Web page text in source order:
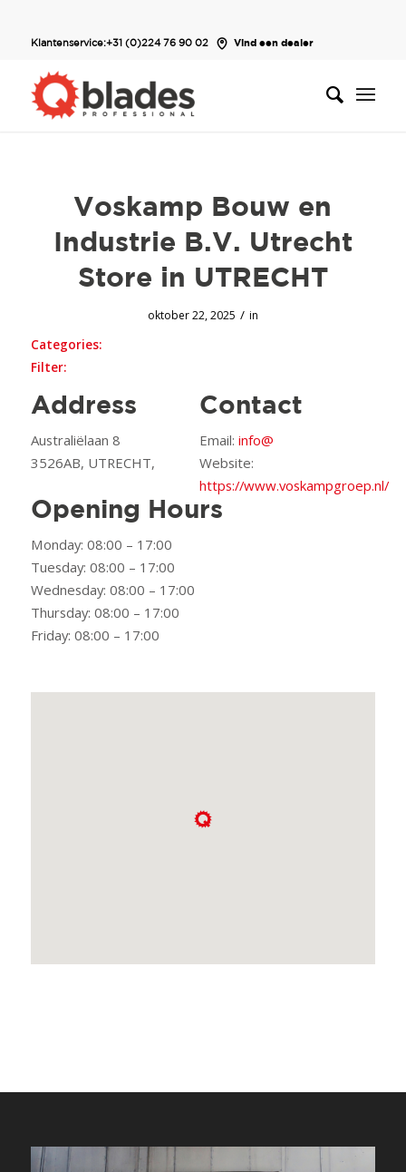
Klantenservice:+31 (0)224 76 90 02 Vind een dealer
Voskamp Bouw en
Industrie B.V. Utrecht
Store in UTRECHT
oktober 22, 2025 / in
Categories:
Filter:
Address
Australiëlaan 8
3526AB, UTRECHT,
Contact
Email:info@
Website:
https://www.voskampgroep.nl/
Opening Hours
Monday: 08:00 – 17:00
Tuesday: 08:00 – 17:00
Wednesday: 08:00 – 17:00
Thursday: 08:00 – 17:00
Friday: 08:00 – 17:00